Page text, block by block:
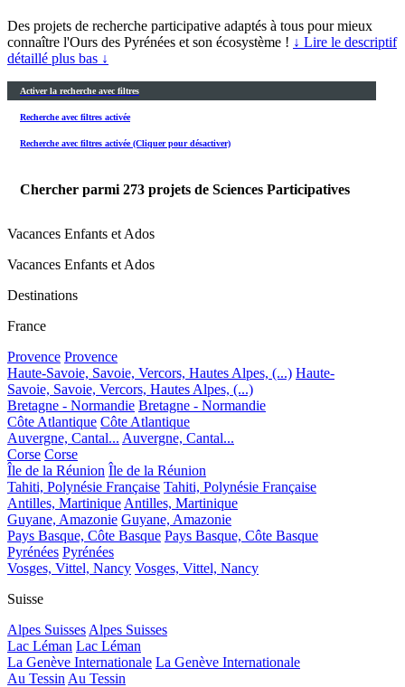
Des projets de recherche participative adaptés à tous pour mieux
connaître l'Ours des Pyrénées et son écosystème ! ↓ Lire le descriptif
détaillé plus bas ↓
Activer la recherche avec filtres
Recherche avec filtres activée
Recherche avec filtres activée (Cliquer pour désactiver)
Chercher parmi 273 projets de Sciences Participatives
Vacances Enfants et Ados
Vacances Enfants et Ados
Destinations
France
Provence Provence
Haute-Savoie, Savoie, Vercors, Hautes Alpes, (...) Haute-
Savoie, Savoie, Vercors, Hautes Alpes, (...)
Bretagne - Normandie Bretagne - Normandie
Côte Atlantique Côte Atlantique
Auvergne, Cantal... Auvergne, Cantal...
Corse Corse
Île de la Réunion Île de la Réunion
Tahiti, Polynésie Française Tahiti, Polynésie Française
Antilles, Martinique Antilles, Martinique
Guyane, Amazonie Guyane, Amazonie
Pays Basque, Côte Basque Pays Basque, Côte Basque
Pyrénées Pyrénées
Vosges, Vittel, Nancy Vosges, Vittel, Nancy
Suisse
Alpes Suisses Alpes Suisses
Lac Léman Lac Léman
La Genève Internationale La Genève Internationale
Au Tessin Au Tessin